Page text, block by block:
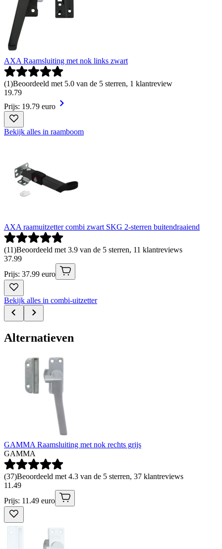
AXA Raamsluiting met nok links zwart
(1)Beoordeeld met 5.0 van de 5 sterren, 1 klantreview
19.79
Prijs: 19.79 euro
Bekijk alles in raamboom
AXA raamuitzetter combi zwart SKG 2-sterren buitendraaiend
(11)Beoordeeld met 3.9 van de 5 sterren, 11 klantreviews
37.99
Prijs: 37.99 euro
Bekijk alles in combi-uitzetter
Alternatieven
GAMMA Raamsluiting met nok rechts grijs
GAMMA
(37)Beoordeeld met 4.3 van de 5 sterren, 37 klantreviews
11.49
Prijs: 11.49 euro